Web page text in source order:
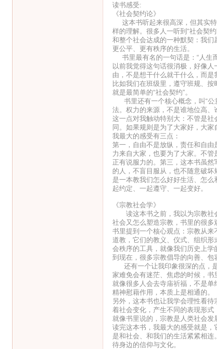
读书感受:
《社会契约论》
这本书听起来很高深，但其实特
样的理解。很多人一听到“社会契
和整个社会达成的一种默契：我
更公平、更有秩序的生活。
书里最有名的一句话是：“人生
以前我觉得这句话很消极，好像
由，不是想干什么就干什么，而
比如我们在班级里，遵守班规、
就是最简单的“社会契约”。
书里还有一个核心概念，叫“公
法。权力的来源，不是谁地位高
这一点对我触动特别大：不管是
同。如果规则是为了大家好，大
我最大的感受有三点：
第一，自由不是放纵，责任和自
力来自大家，也要为了大家。不
正有说服力的。第三，这本书虽
的人，不盲目服从，也不随意破
是一本教我们怎么好好生活、怎
起约定、一起遵守、一起变好。
《宗教社会学》
读这本书之前，我以为宗教社
社会又怎么塑造宗教，书里的很
书里提到一个核心观点：宗教从
道教，它们的教义、仪式、组织
会秩序的工具，就像我们历史上
到现在，很多宗教倡导的向善、
还有一个让我印象很深的点，是
家难免会有迷茫、焦虑的时候，
就像很多人会去寺庙祈福，不是
精神慰藉作用，本质上是相通的。
另外，这本书也让我学会理性看
着社会变化，产生不同的表现形
就像书里说的，宗教是人类社会
读完这本书，我最大的感受就是，
是和社会、和我们的生活紧紧相
待身边的信仰与文化。